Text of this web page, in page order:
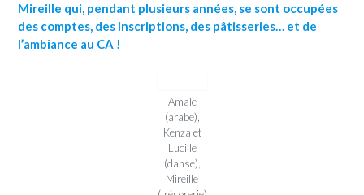
Mireille qui, pendant plusieurs années, se sont occupées
des comptes, des inscriptions, des pâtisseries… et de
l’ambiance au CA !
Amale
(arabe),
Kenza et
Lucille
(danse),
Mireille